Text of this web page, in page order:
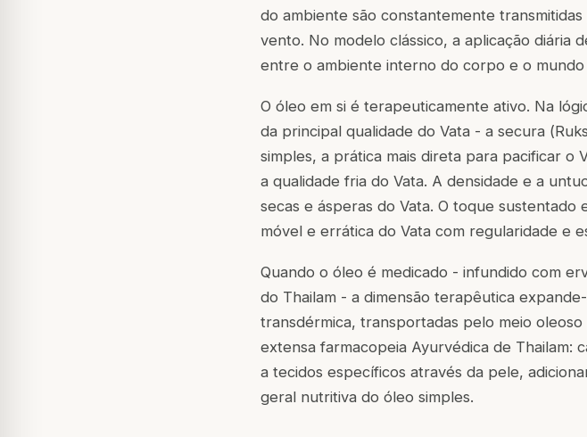
do ambiente são constantemente
vento. No modelo clássico, a aplicação
entre o ambiente interno do corpo e o
O óleo em si é terapeuticamente ativo. Na
da principal qualidade do Vata - a secura (
simples, a prática mais direta para pacificar o
a qualidade fria do Vata. A densidade e a
secas e ásperas do Vata. O toque sustentado
móvel e errática do Vata com regularidade e
Quando o óleo é medicado - infundido com
do Thailam - a dimensão terapêutica
transdérmica, transportadas pelo meio
extensa farmacopeia Ayurvédica de Thailam:
a tecidos específicos através da pele,
geral nutritiva do óleo simples.